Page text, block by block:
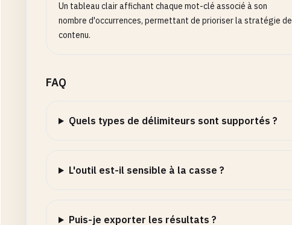
Un tableau clair affichant chaque mot-clé associé à son
nombre d'occurrences, permettant de prioriser la stratégie de
contenu.
FAQ
Quels types de délimiteurs sont supportés ?
L'outil est-il sensible à la casse ?
Puis-je exporter les résultats ?